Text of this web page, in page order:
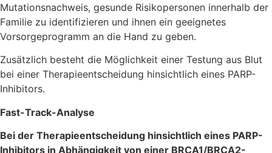
Mutationsnachweis, gesunde Risikopersonen innerhalb der
Familie zu identifizieren und ihnen ein geeignetes
Vorsorgeprogramm an die Hand zu geben.
Zusätzlich besteht die Möglichkeit einer Testung aus Blut
bei einer Therapieentscheidung hinsichtlich eines PARP-
Inhibitors.
Fast-Track-Analyse
Bei der Therapieentscheidung hinsichtlich eines PARP-
Inhibitors in Abhängigkeit von einer BRCA1/BRCA2-